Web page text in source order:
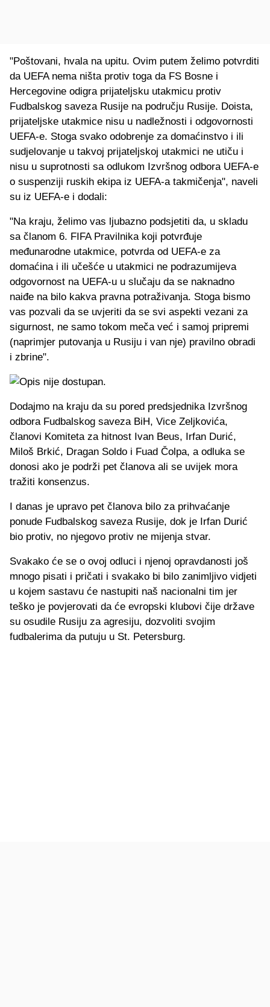
"Poštovani, hvala na upitu. Ovim putem želimo potvrditi
da UEFA nema ništa protiv toga da FS Bosne i
Hercegovine odigra prijateljsku utakmicu protiv
Fudbalskog saveza Rusije na području Rusije. Doista,
prijateljske utakmice nisu u nadležnosti i odgovornosti
UEFA-e. Stoga svako odobrenje za domaćinstvo i ili
sudjelovanje u takvoj prijateljskoj utakmici ne utiču i
nisu u suprotnosti sa odlukom Izvršnog odbora UEFA-e
o suspenziji ruskih ekipa iz UEFA-a takmičenja", naveli
su iz UEFA-e i dodali:
"Na kraju, želimo vas ljubazno podsjetiti da, u skladu
sa članom 6. FIFA Pravilnika koji potvrđuje
međunarodne utakmice, potvrda od UEFA-e za
domaćina i ili učešće u utakmici ne podrazumijeva
odgovornost na UEFA-u u slučaju da se naknadno
naiđe na bilo kakva pravna potraživanja. Stoga bismo
vas pozvali da se uvjeriti da se svi aspekti vezani za
sigurnost, ne samo tokom meča već i samoj pripremi
(naprimjer putovanja u Rusiju i van nje) pravilno obradi
i zbrine".
Dodajmo na kraju da su pored predsjednika Izvršnog
odbora Fudbalskog saveza BiH, Vice Zeljkovića,
članovi Komiteta za hitnost Ivan Beus, Irfan Durić,
Miloš Brkić, Dragan Soldo i Fuad Čolpa, a odluka se
donosi ako je podrži pet članova ali se uvijek mora
tražiti konsenzus.
I danas je upravo pet članova bilo za prihvaćanje
ponude Fudbalskog saveza Rusije, dok je Irfan Durić
bio protiv, no njegovo protiv ne mijenja stvar.
Svakako će se o ovoj odluci i njenoj opravdanosti još
mnogo pisati i pričati i svakako bi bilo zanimljivo vidjeti
u kojem sastavu će nastupiti naš nacionalni tim jer
teško je povjerovati da će evropski klubovi čije države
su osudile Rusiju za agresiju, dozvoliti svojim
fudbalerima da putuju u St. Petersburg.